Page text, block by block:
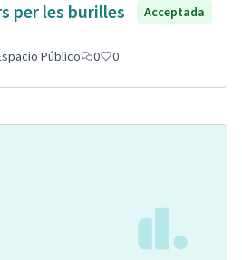
per les burilles
Acceptada
Público 0 0